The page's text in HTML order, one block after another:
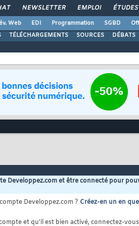
NEWSLETTER EMPLOI ÉTUDES
Web EDI Programmation SGBD
TÉLÉCHARGEMENTS SOURCES DÉBATS
Developpez.com et être connecté pour
Developpez.com ? Créez-en un en
et qu'il est bien activé, connectez-